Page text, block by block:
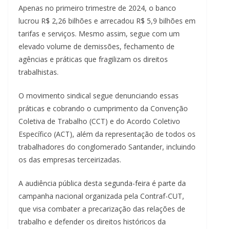
Apenas no primeiro trimestre de 2024, o banco
lucrou R$ 2,26 bilhões e arrecadou R$ 5,9 bilhões em
tarifas e serviços. Mesmo assim, segue com um
elevado volume de demissões, fechamento de
agências e práticas que fragilizam os direitos
trabalhistas.
O movimento sindical segue denunciando essas
práticas e cobrando o cumprimento da Convenção
Coletiva de Trabalho (CCT) e do Acordo Coletivo
Específico (ACT), além da representação de todos os
trabalhadores do conglomerado Santander, incluindo
os das empresas terceirizadas.
A audiência pública desta segunda-feira é parte da
campanha nacional organizada pela Contraf-CUT,
que visa combater a precarização das relações de
trabalho e defender os direitos históricos da